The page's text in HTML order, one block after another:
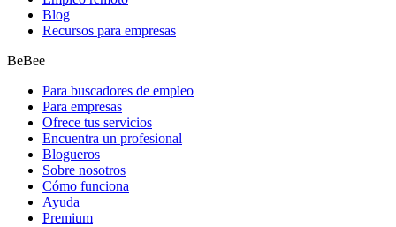
Blog
Recursos para empresas
BeBee
Para buscadores de empleo
Para empresas
Ofrece tus servicios
Encuentra un profesional
Blogueros
Sobre nosotros
Cómo funciona
Ayuda
Premium